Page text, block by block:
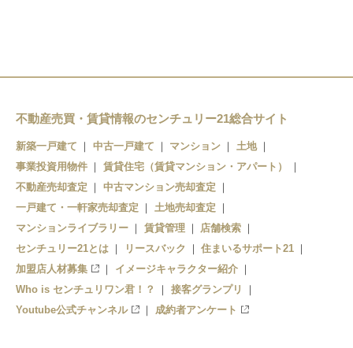
不動産売買・賃貸情報のセンチュリー21総合サイト
新築一戸建て 中古一戸建て マンション
土地
事業投資用物件
賃貸住宅（賃貸マンション・アパート）
不動産売却査定
中古マンション売却査定
一戸建て・一軒家売却査定
土地売却査定
マンションライブラリー
賃貸管理
店舗検索
センチュリー21とは
リースバック
住まいるサポート21
加盟店人材募集
イメージキャラクター紹介
Who is センチュリワン君！？
接客グランプリ
Youtube公式チャンネル
成約者アンケート